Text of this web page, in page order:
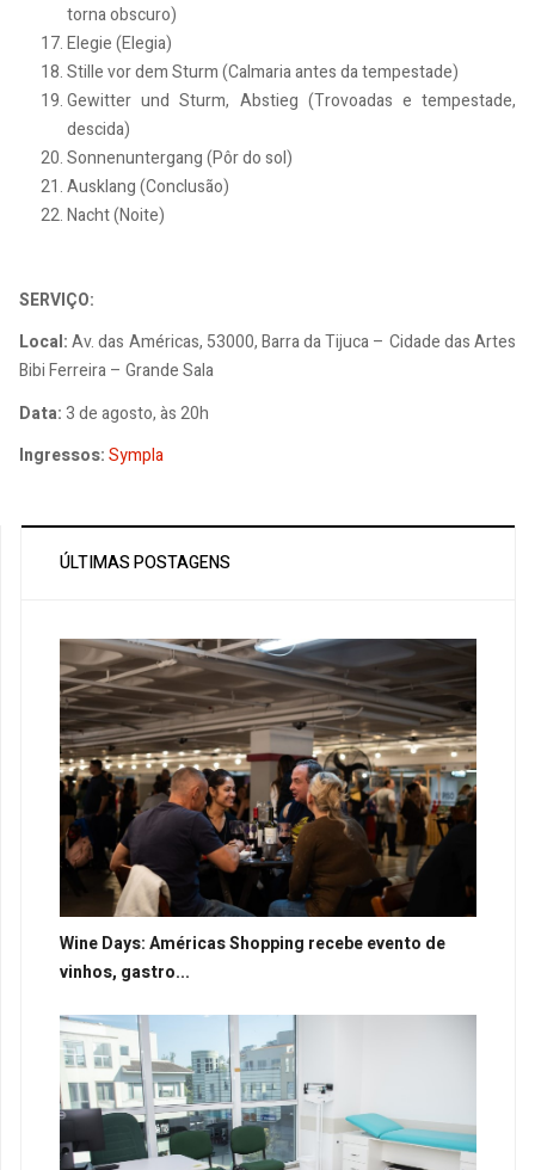
torna obscuro)
Elegie (Elegia)
Stille vor dem Sturm (Calmaria antes da tempestade)
Gewitter und Sturm, Abstieg (Trovoadas e tempestade,
descida)
Sonnenuntergang (Pôr do sol)
Ausklang (Conclusão)
Nacht (Noite)
SERVIÇO:
Local:Av. das Américas, 53000, Barra da Tijuca – Cidade das Artes
Bibi Ferreira – Grande Sala
Data:3 de agosto, às 20h
Ingressos:Sympla
ÚLTIMAS POSTAGENS
Wine Days: Américas Shopping recebe evento de
vinhos, gastro...